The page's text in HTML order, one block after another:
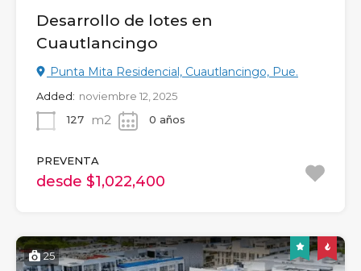
Desarrollo de lotes en
Cuautlancingo
Punta Mita Residencial, Cuautlancingo, Pue.
Added: noviembre 12, 2025
127
m2 0 años
PREVENTA
desde $1,022,400
25